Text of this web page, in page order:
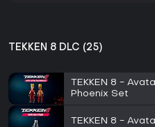
TEKKEN 8 DLC (25)
TEKKEN 8 -
Phoenix Set
TEKKEN 8 -